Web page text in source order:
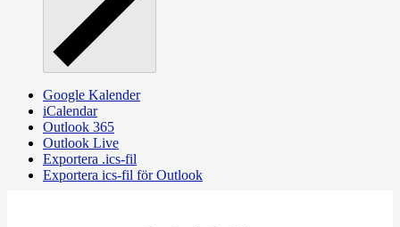
Google Kalender
iCalendar
Outlook 365
Outlook Live
Exportera .ics-fil
Exportera ics-fil för Outlook